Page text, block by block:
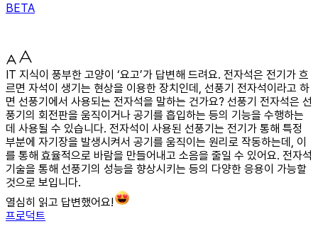
BETA
IT 지식이 풍부한 고양이 ‘요고’가 답변해 드려요. 전자석은 전기가 흐
르면 자석이 생기는 현상을 이용한 장치인데, 선풍기 전자석이라고 하
면 선풍기에서 사용되는 전자석을 말하는 건가요? 선풍기 전자석은 선
풍기의 회전판을 움직이거나 공기를 흡입하는 등의 기능을 수행하는
데 사용될 수 있습니다. 전자석이 사용된 선풍기는 전기가 통해 특정
부분에 자기장을 발생시켜서 공기를 움직이는 원리로 작동하는데, 이
를 통해 효율적으로 바람을 만들어내고 소음을 줄일 수 있어요. 전자석
기술을 통해 선풍기의 성능을 향상시키는 등의 다양한 응용이 가능할
것으로 보입니다.
열심히 읽고 답변했어요!
프로덕트